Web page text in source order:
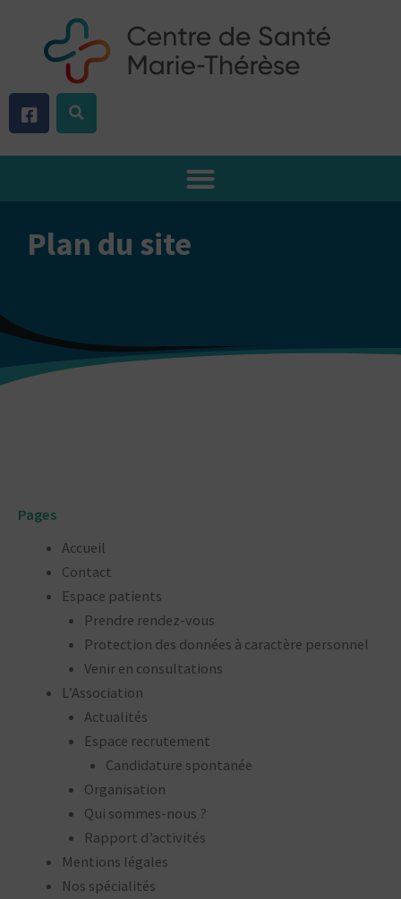
contenu
Plan du site
Pages
Accueil
Contact
Espace patients
Prendre rendez-vous
Protection des données à caractère personnel
Venir en consultations
L’Association
Actualités
Espace recrutement
Candidature spontanée
Organisation
Qui sommes-nous ?
Rapport d’activités
Mentions légales
Nos spécialités